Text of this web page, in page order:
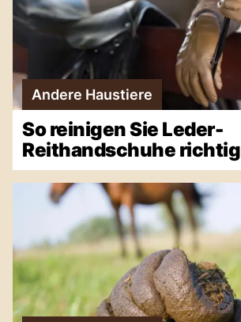
Andere Haustiere
So reinigen Sie Leder-
Reithandschuhe richtig